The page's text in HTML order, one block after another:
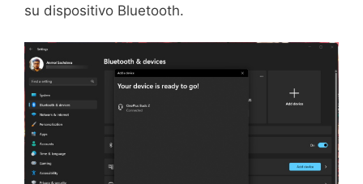
su dispositivo Bluetooth.